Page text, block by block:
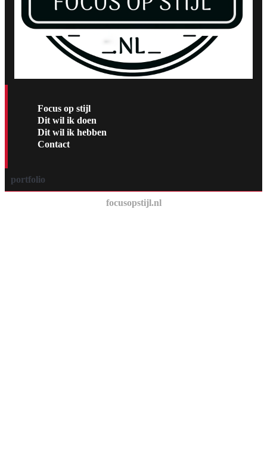
Focus op stijl
Dit wil ik doen
Dit wil ik hebben
Contact
portfolio
focusopstijl.nl